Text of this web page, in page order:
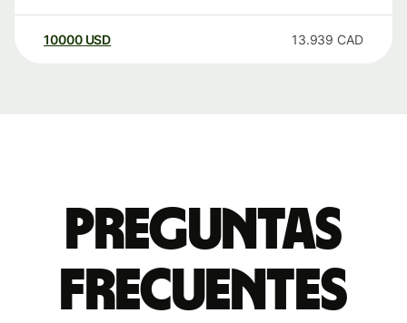
10000 USD 13.939 CAD
Preguntas
frecuentes